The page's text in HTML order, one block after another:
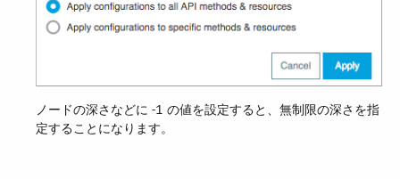
ノードの深さなどに -1 の値を設定すると、無制限の深さを指
定することになります。